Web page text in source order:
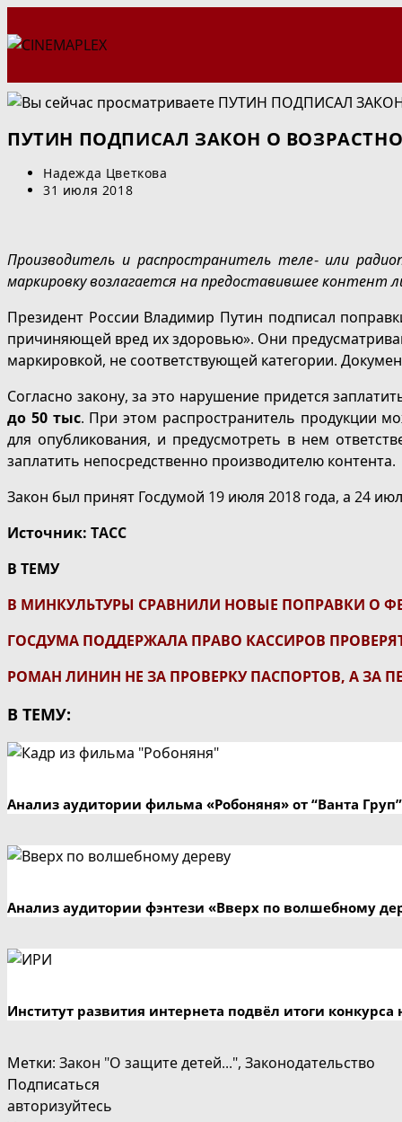
к
ПУТИН ПОДПИСАЛ ЗАКОН О
Автор
записи:
Надежда Цветкова
Запись
31 июля 2018
Производитель и распространитель теле- или
маркировку возлагается на предоставившее контент
Президент России Владимир Путин подписал
причиняющей вред их здоровью». Они
маркировкой, не соответствующей категории.
Согласно закону, за это нарушение придется
до 50 тыс. При этом распространитель продукции
для опубликования, и предусмотреть в нем
заплатить непосредственно производителю контента.
Закон был принят Госдумой 19 июля 2018 года, а 24
Источник: ТАСС
В ТЕМУ
В МИНКУЛЬТУРЫ СРАВНИЛИ НОВЫЕ ПОПРАВКИ О
ГОСДУМА ПОДДЕРЖАЛА ПРАВО КАССИРОВ
РОМАН ЛИНИН НЕ ЗА ПРОВЕРКУ ПАСПОРТОВ, А ЗА
В ТЕМУ:
Анализ аудитории фильма «Робоняня» от “Ванта Груп”
Анализ аудитории фэнтези «Вверх по волшебному
Институт развития интернета подвёл итоги
Метки: Закон "О защите детей...", Законодательство
Подписаться
авторизуйтесь